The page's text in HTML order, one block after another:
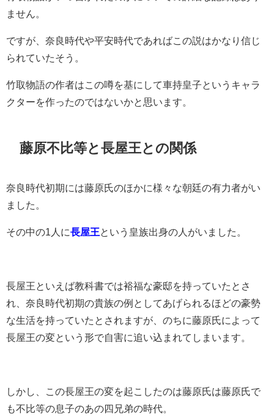
ません。
ですが、奈良時代や平安時代であればこの説はかなり信じ
られていたそう。
竹取物語の作者はこの噂を基にして車持皇子というキャラ
クターを作ったのではないかと思います。
藤原不比等と長屋王との関係
奈良時代初期には藤原氏のほかに様々な朝廷の有力者がい
ました。
その中の1人に長屋王という皇族出身の人がいました。
長屋王といえば教科書では裕福な豪邸を持っていたとさ
れ、奈良時代初期の貴族の例としてあげられるほどの豪勢
な生活を持っていたとされますが、のちに藤原氏によって
長屋王の変という形で自害に追い込まれてしまいます。
しかし、この長屋王の変を起こしたのは藤原氏は藤原氏で
も不比等の息子のあの四兄弟の時代。